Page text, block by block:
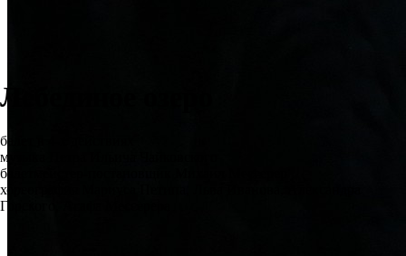
Лебединое озеро
балет в 4-х действиях
музыка Петра Ильича Чайковского
балетмейстер-постановщик Михаил Мессерер
хореография Мариуса Петипа, Льва Иванова, Александра
Горского, Асафа Мессерера